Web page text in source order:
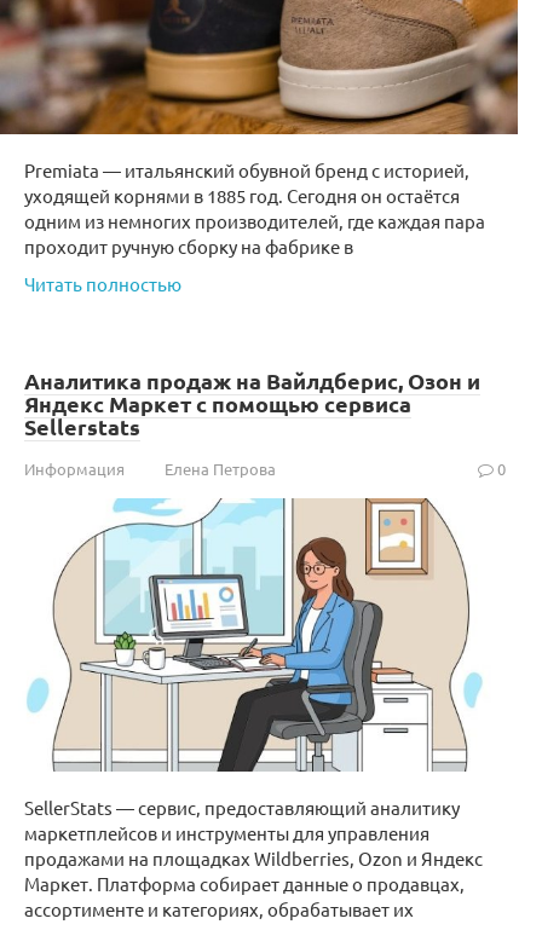
Premiata — итальянский обувной бренд с историей,
уходящей корнями в 1885 год. Сегодня он остаётся
одним из немногих производителей, где каждая пара
проходит ручную сборку на фабрике в
Читать полностью
Аналитика продаж на Вайлдберис, Озон и
Яндекс Маркет с помощью сервиса
Sellerstats
Информация Елена Петрова 0
SellerStats — сервис, предоставляющий аналитику
маркетплейсов и инструменты для управления
продажами на площадках Wildberries, Ozon и Яндекс
Маркет. Платформа собирает данные о продавцах,
ассортименте и категориях, обрабатывает их